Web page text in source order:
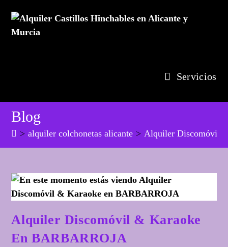
Servicios
Blog
> alquiler colchonetas alicante > Alquiler Discomóvil
Alquiler Discomóvil & Karaoke
En BARBARROJA